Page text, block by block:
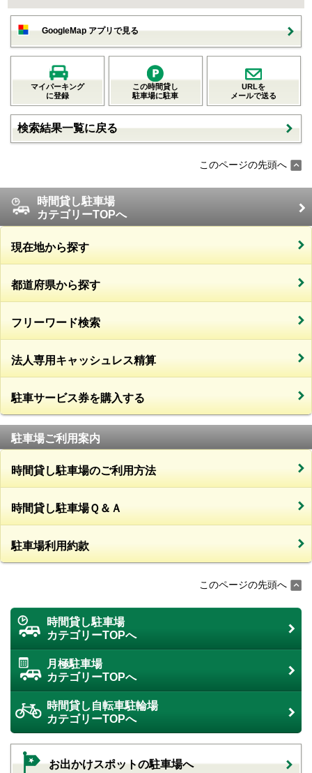
GoogleMap アプリで見る
マイパーキング
に登録
この時間貸し
駐車場に駐車
URLを
メールで送る
検索結果一覧に戻る
このページの先頭へ
時間貸し駐車場
カテゴリーTOPへ
現在地から探す
都道府県から探す
フリーワード検索
法人専用キャッシュレス精算
駐車サービス券を購入する
駐車場ご利用案内
時間貸し駐車場のご利用方法
時間貸し駐車場Ｑ＆Ａ
駐車場利用約款
このページの先頭へ
時間貸し駐車場
カテゴリーTOPへ
月極駐車場
カテゴリーTOPへ
時間貸し自転車駐輪場
カテゴリーTOPへ
お出かけスポットの駐車場へ